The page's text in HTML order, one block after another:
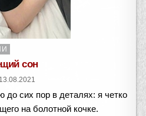
сон
сих пор в деталях: я четко
на болотной кочке.